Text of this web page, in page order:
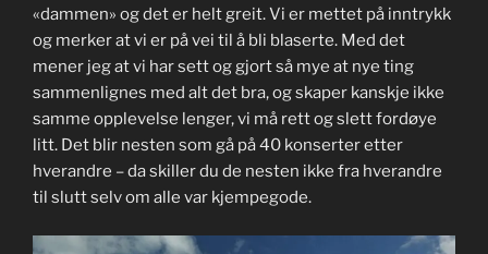
«dammen» og det er helt greit. Vi er mettet på inntrykk
og merker at vi er på vei til å bli blaserte. Med det
mener jeg at vi har sett og gjort så mye at nye ting
sammenlignes med alt det bra, og skaper kanskje ikke
samme opplevelse lenger, vi må rett og slett fordøye
litt. Det blir nesten som gå på 40 konserter etter
hverandre – da skiller du de nesten ikke fra hverandre
til slutt selv om alle var kjempegode.